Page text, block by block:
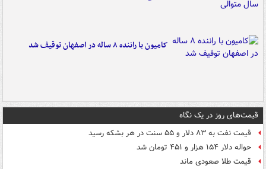
کامیون با راننده ۸ ساله در اصفهان توقیف شد
قیمت‌های روز در یک نگاه
قیمت نفت به ۸۳ دلار و ۵۵ سنت در هر بشکه رسید
حواله دلار ۱۵۴ هزار و ۴۵۱ تومان شد
قیمت طلا صعودی ماند